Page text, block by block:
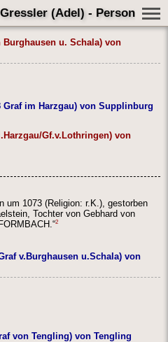
(Adel) - Person
Burghausen u. Schala) von
Graf im Harzgau) von Supplinburg
Gf.v.Lothringen) von
um 1073 (Religion: r.K.), gestorben
Tochter von Gebhard von
2
v.Burghausen u.Schala) von
von Tengling) von Tengling